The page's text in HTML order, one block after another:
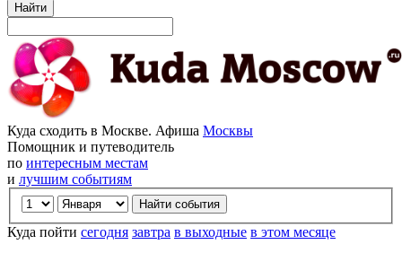
Найти
Куда сходить в Москве. Афиша Москвы
Помощник и путеводитель
по интересным местам
и лучшим событиям
Куда пойти сегодня завтра в выходные в этом месяце